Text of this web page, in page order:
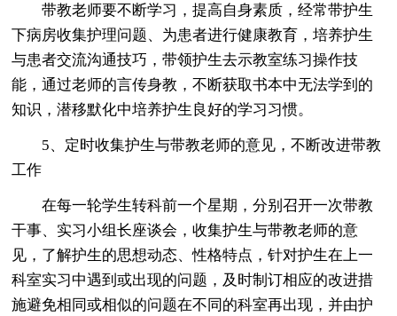
带教老师要不断学习，提高自身素质，经常带护生
下病房收集护理问题、为患者进行健康教育，培养护生
与患者交流沟通技巧，带领护生去示教室练习操作技
能，通过老师的言传身教，不断获取书本中无法学到的
知识，潜移默化中培养护生良好的学习习惯。
5、定时收集护生与带教老师的意见，不断改进带教
工作
在每一轮学生转科前一个星期，分别召开一次带教
干事、实习小组长座谈会，收集护生与带教老师的意
见，了解护生的思想动态、性格特点，针对护生在上一
科室实习中遇到或出现的问题，及时制订相应的改进措
施避免相同或相似的问题在不同的科室再出现，并由护